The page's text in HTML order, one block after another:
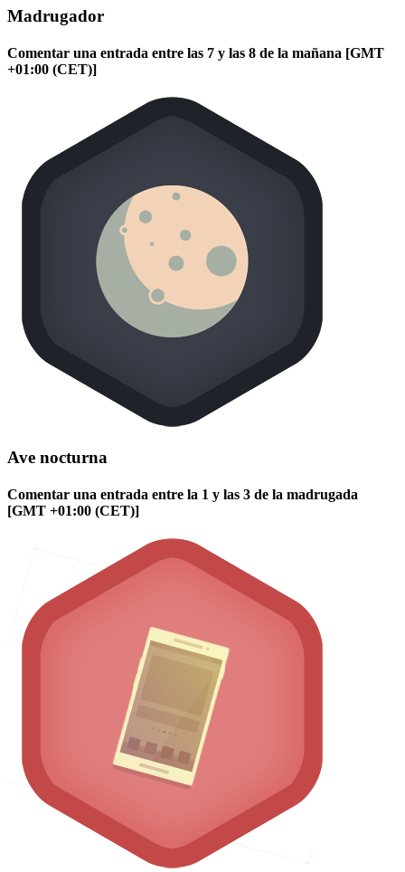
Madrugador
Comentar una entrada entre las 7 y las 8 de la mañana [GMT
+01:00 (CET)]
Ave nocturna
Comentar una entrada entre la 1 y las 3 de la madrugada
[GMT +01:00 (CET)]